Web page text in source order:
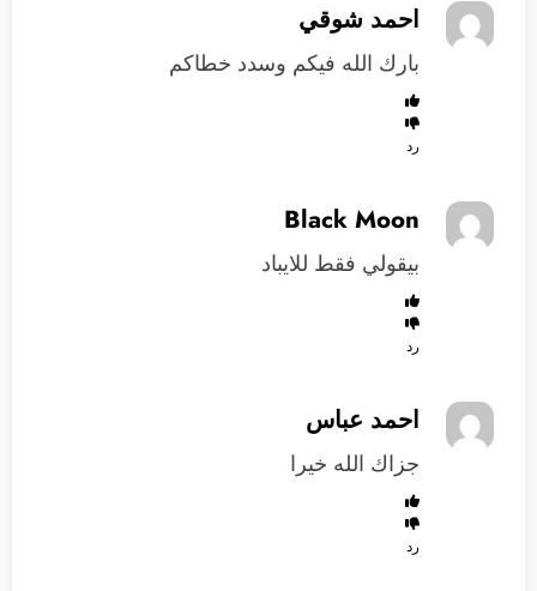
احمد شوقي
بارك الله فيكم وسدد خطاكم
رد
Black Moon
بيقولي فقط للايباد
رد
احمد عباس
جزاك الله خيرا
رد